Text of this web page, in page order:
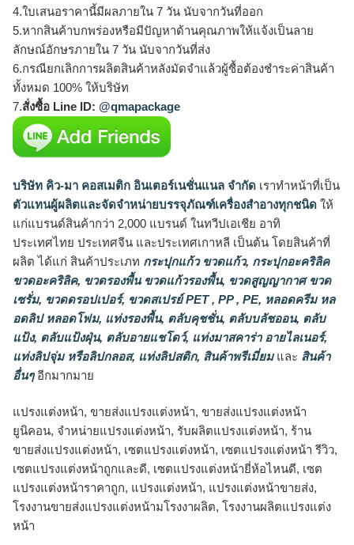
4.ใบเสนอราคานี้มีผลภายใน 7 วัน นับจากวันที่ออก
5.หากสินค้าบกพร่องหรือมีปัญหาด้านคุณภาพให้แจ้งเป็นลาย
ลักษณ์อักษรภายใน 7 วัน นับจากวันที่ส่ง
6.กรณียกเลิกการผลิตสินค้าหลังมัดจำแล้วผู้ซื้อต้องชำระค่าสินค้า
ทั้งหมด 100% ให้บริษัท
7.สั่งซื้อ Line ID: @qmapackage
บริษัท คิว-มา คอสเมติก อินเตอร์เนชั่นแนล จำกัด เราทำหน้าที่เป็น
ตัวแทนผู้ผลิตและจัดจำหน่ายบรรจุภัณฑ์เครื่องสำอางทุกชนิด ให้
แก่แบรนด์สินค้ากว่า 2,000 แบรนด์ ในทวีปเอเชีย อาทิ
ประเทศไทย ประเทศจีน และประเทศเกาหลี เป็นต้น โดยสินค้าที่
ผลิต ได้แก่ สินค้าประเภท กระปุกแก้ว ขวดแก้ว, กระปุกอะคริลิค
ขวดอะคริลิค, ขวดรองพื้น ขวดแก้วรองพื้น, ขวดสูญญากาศ ขวด
เซรั่ม, ขวดดรอปเปอร์, ขวดสเปรย์ PET , PP , PE, หลอดครีม หล
อดลิป หลอดโฟม, แท่งรองพื้น, ตลับคุชชั่น, ตลับบลัชออน, ตลับ
แป้ง, ตลับแป้งฝุ่น, ตลับอายแชโดว์, แท่งมาสคาร่า อายไลเนอร์,
แท่งลิปจุ่ม หรือลิปกลอส, แท่งลิปสติก, สินค้าพรีเมี่ยมและ สินค้า
อื่นๆอีกมากมาย
แปรงแต่งหน้า, ขายส่งแปรงแต่งหน้า, ขายส่งแปรงแต่งหน้า
ยูนิคอน, จำหน่ายแปรงแต่งหน้า, รับผลิตแปรงแต่งหน้า, ร้าน
ขายส่งแปรงแต่งหน้า, เซตแปรงแต่งหน้า, เซตแปรงแต่งหน้า รีวิว,
เซตแปรงแต่งหน้าถูกและดี, เซตแปรงแต่งหน้ายี่ห้อไหนดี, เซต
แปรงแต่งหน้าราคาถูก, แปรงแต่งหน้า, แปรงแต่งหน้าขายส่ง,
โรงงานขายส่งแปรงแต่งหน้ามโรงงาผลิต, โรงงานผลิตแปรงแต่ง
หน้า